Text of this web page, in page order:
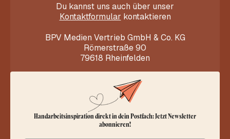
Du kannst uns auch über unser
Kontaktformular kontaktieren
BPV Medien Vertrieb GmbH & Co. KG
Römerstraße 90
79618 Rheinfelden
Handarbeitsinspiration direkt in dein Postfach: Jetzt Newsletter
abonnieren!